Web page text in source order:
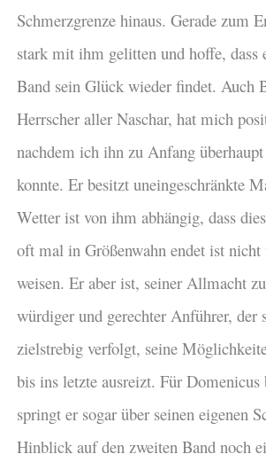
Schmerzgrenze hinaus. Gerade zum
stark mit ihm gelitten und hoffe, dass
Band sein Glück wieder findet. Auch
Herrscher aller Naschar, hat mich
nachdem ich ihn zu Anfang
konnte. Er besitzt uneingeschränkte
Wetter ist von ihm abhängig, dass
oft mal in Größenwahn endet ist nicht
weisen. Er aber ist, seiner Allmacht
würdiger und gerechter Anführer, der
zielstrebig verfolgt, seine
bis ins letzte ausreizt. Für
springt er sogar über seinen eigenen
Hinblick auf den zweiten Band noch